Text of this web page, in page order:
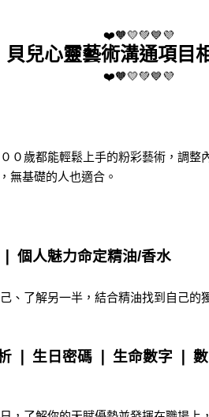
❤️🧡💛💚💙💜
貝兒心靈藝術溝通項目
❤️🧡💛💚💙💜
０歲都能輕鬆上手的粉彩藝術，調整
無基礎的人也適合。
個人魅力命定精油/香水
、了解另一半，結合精油找到自己的
❘ 生日密碼 ❘ 生命數字 ❘